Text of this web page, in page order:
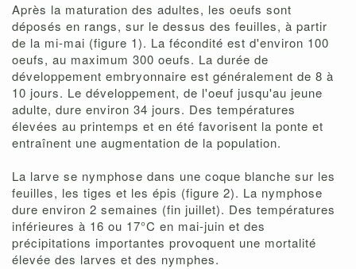
Après la maturation des adultes, les oeufs sont
déposés en rangs, sur le dessus des feuilles, à partir
de la mi-mai (figure 1). La fécondité est d'environ 100
oeufs, au maximum 300 oeufs. La durée de
développement embryonnaire est généralement de 8 à
10 jours. Le développement, de l'oeuf jusqu'au jeune
adulte, dure environ 34 jours. Des températures
élevées au printemps et en été favorisent la ponte et
entraînent une augmentation de la population.
La larve se nymphose dans une coque blanche sur les
feuilles, les tiges et les épis (figure 2). La nymphose
dure environ 2 semaines (fin juillet). Des températures
inférieures à 16 ou 17°C en mai-juin et des
précipitations importantes provoquent une mortalité
élevée des larves et des nymphes.